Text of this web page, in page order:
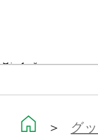
※画像は試
＞ グ